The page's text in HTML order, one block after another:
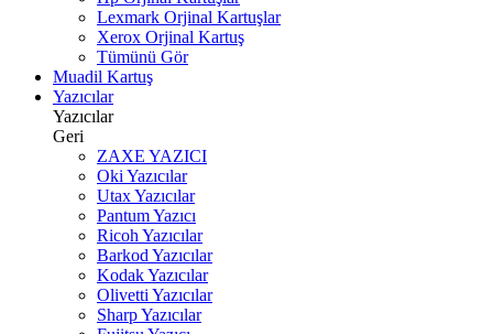
Lexmark Orjinal Kartuşlar
Xerox Orjinal Kartuş
Tümünü Gör
Muadil Kartuş
Yazıcılar
Yazıcılar
Geri
ZAXE YAZICI
Oki Yazıcılar
Utax Yazıcılar
Pantum Yazıcı
Ricoh Yazıcılar
Barkod Yazıcılar
Kodak Yazıcılar
Olivetti Yazıcılar
Sharp Yazıcılar